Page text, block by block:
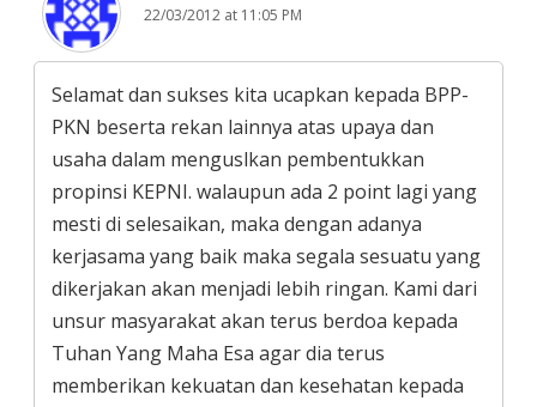
22/03/2012 at 11:05 PM
Selamat dan sukses kita ucapkan kepada BPP-
PKN beserta rekan lainnya atas upaya dan
usaha dalam menguslkan pembentukkan
propinsi KEPNI. walaupun ada 2 point lagi yang
mesti di selesaikan, maka dengan adanya
kerjasama yang baik maka segala sesuatu yang
dikerjakan akan menjadi lebih ringan. Kami dari
unsur masyarakat akan terus berdoa kepada
Tuhan Yang Maha Esa agar dia terus
memberikan kekuatan dan kesehatan kepada